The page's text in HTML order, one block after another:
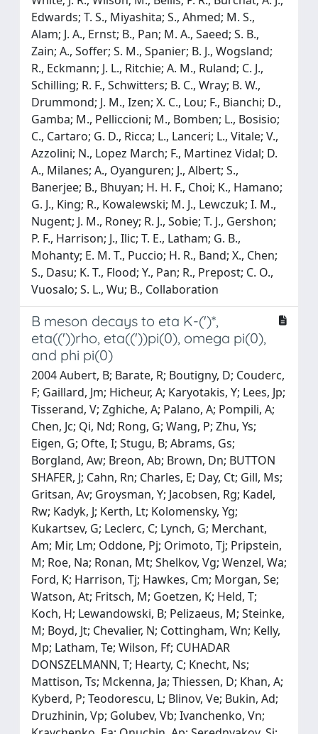
Edwards; T. S., Miyashita; S., Ahmed; M. S.,
Alam; J. A., Ernst; B., Pan; M. A., Saeed; S. B.,
Zain; A., Soffer; S. M., Spanier; B. J., Wogsland;
R., Eckmann; J. L., Ritchie; A. M., Ruland; C. J.,
Schilling; R. F., Schwitters; B. C., Wray; B. W.,
Drummond; J. M., Izen; X. C., Lou; F., Bianchi; D.,
Gamba; M., Pelliccioni; M., Bomben; L., Bosisio;
C., Cartaro; G. D., Ricca; L., Lanceri; L., Vitale; V.,
Azzolini; N., Lopez March; F., Martinez Vidal; D.
A., Milanes; A., Oyanguren; J., Albert; S.,
Banerjee; B., Bhuyan; H. H. F., Choi; K., Hamano;
G. J., King; R., Kowalewski; M. J., Lewczuk; I. M.,
Nugent; J. M., Roney; R. J., Sobie; T. J., Gershon;
P. F., Harrison; J., Ilic; T. E., Latham; G. B.,
Mohanty; E. M. T., Puccio; H. R., Band; X., Chen;
S., Dasu; K. T., Flood; Y., Pan; R., Prepost; C. O.,
Vuosalo; S. L., Wu; B., Collaboration
B meson decays to eta K-(')*,
eta(('))rho, eta(('))pi(0), omega pi(0),
and phi pi(0)
2004 Aubert, B; Barate, R; Boutigny, D; Couderc,
F; Gaillard, Jm; Hicheur, A; Karyotakis, Y; Lees, Jp;
Tisserand, V; Zghiche, A; Palano, A; Pompili, A;
Chen, Jc; Qi, Nd; Rong, G; Wang, P; Zhu, Ys;
Eigen, G; Ofte, I; Stugu, B; Abrams, Gs;
Borgland, Aw; Breon, Ab; Brown, Dn; BUTTON
SHAFER, J; Cahn, Rn; Charles, E; Day, Ct; Gill, Ms;
Gritsan, Av; Groysman, Y; Jacobsen, Rg; Kadel,
Rw; Kadyk, J; Kerth, Lt; Kolomensky, Yg;
Kukartsev, G; Leclerc, C; Lynch, G; Merchant,
Am; Mir, Lm; Oddone, Pj; Orimoto, Tj; Pripstein,
M; Roe, Na; Ronan, Mt; Shelkov, Vg; Wenzel, Wa;
Ford, K; Harrison, Tj; Hawkes, Cm; Morgan, Se;
Watson, At; Fritsch, M; Goetzen, K; Held, T;
Koch, H; Lewandowski, B; Pelizaeus, M; Steinke,
M; Boyd, Jt; Chevalier, N; Cottingham, Wn; Kelly,
Mp; Latham, Te; Wilson, Ff; CUHADAR
DONSZELMANN, T; Hearty, C; Knecht, Ns;
Mattison, Ts; Mckenna, Ja; Thiessen, D; Khan, A;
Kyberd, P; Teodorescu, L; Blinov, Ve; Bukin, Ad;
Druzhinin, Vp; Golubev, Vb; Ivanchenko, Vn;